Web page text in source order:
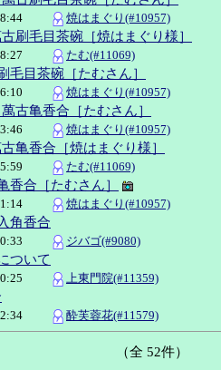
焼はまぐり(#10957)
刷毛目茶碗［焼はまぐり様］
たむ(#11069)
目茶碗［たむさん］
焼はまぐり(#10957)
古亀香合［たむさん］
焼はまぐり(#10957)
亀香合［焼はまぐり様］
たむ(#11069)
合［たむさん］
焼はまぐり(#10957)
角香合
ジバゴ(#9080)
いて
上東門院(#11359)
酔芙蓉花(#11579)
（全 52件）